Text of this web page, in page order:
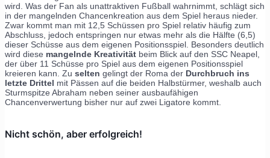
wird. Was der Fan als unattraktiven Fußball wahrnimmt, schlägt sich
in der mangelnden Chancenkreation aus dem Spiel heraus nieder.
Zwar kommt man mit 12,5 Schüssen pro Spiel relativ häufig zum
Abschluss, jedoch entspringen nur etwas mehr als die Hälfte (6,5)
dieser Schüsse aus dem eigenen Positionsspiel. Besonders deutlich
wird diese mangelnde Kreativität beim Blick auf den SSC Neapel,
der über 11 Schüsse pro Spiel aus dem eigenen Positionsspiel
kreieren kann. Zu selten gelingt der Roma der Durchbruch ins
letzte Drittel mit Pässen auf die beiden Halbstürmer, weshalb auch
Sturmspitze Abraham neben seiner ausbaufähigen
Chancenverwertung bisher nur auf zwei Ligatore kommt.
Nicht schön, aber erfolgreich!